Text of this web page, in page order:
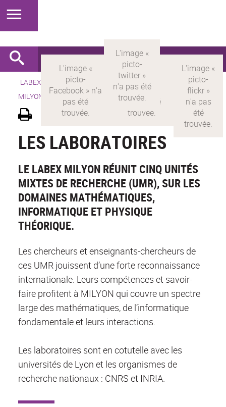
LABEX > LABEX MILYON Version française
MILYON > Découvrir le labex >
Les laboratoires
LES LABORATOIRES
LE LABEX MILYON RÉUNIT CINQ UNITÉS
MIXTES DE RECHERCHE (UMR), SUR LES
DOMAINES MATHÉMATIQUES,
INFORMATIQUE ET PHYSIQUE
THÉORIQUE.
Les chercheurs et enseignants-chercheurs de
ces UMR jouissent d’une forte reconnaissance
internationale. Leurs compétences et savoir-
faire profitent à MILYON qui couvre un spectre
large des mathématiques, de l’informatique
fondamentale et leurs interactions.
Les laboratoires sont en cotutelle avec les
universités de Lyon et les organismes de
recherche nationaux : CNRS et INRIA.